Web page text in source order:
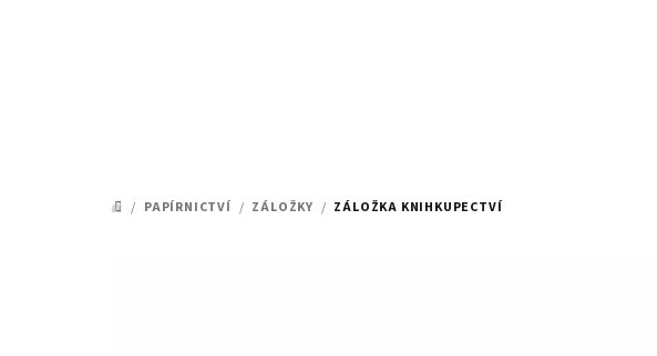
DOMŮ
/ PAPÍRNICTVÍ / ZÁLOŽKY / ZÁLOŽKA KNIHKUPECTVÍ